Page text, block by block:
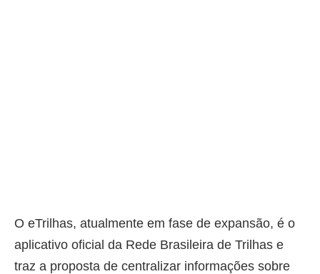
O eTrilhas, atualmente em fase de expansão, é o
aplicativo oficial da Rede Brasileira de Trilhas e
traz a proposta de centralizar informações sobre